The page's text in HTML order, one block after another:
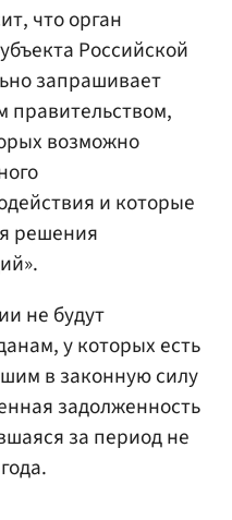
что орган
Российской
запрашивает
правительством,
возможно
и которые
решения
не будут
у которых есть
в законную силу
задолженность
за период не